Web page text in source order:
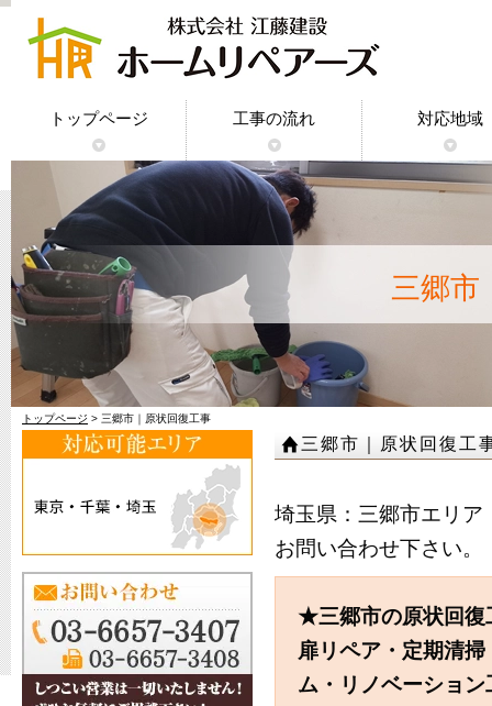
トップページ 工事の流れ 対応地域
東京都｜
千葉県｜
埼玉県｜
神奈川県｜
三郷市
トップページ > 三郷市｜原状回復工事
三郷市｜原状回復工
埼玉県：三郷市エリ
お問い合わせ下さい。
★三郷市の原状回復
扉リペア・定期清
ム・リノベーション